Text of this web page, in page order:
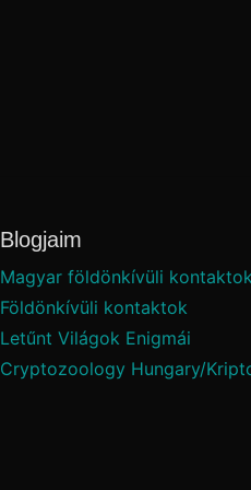
Blogjaim
Magyar földönkívüli kontaktok
Földönkívüli kontaktok
Letűnt Világok Enigmái
Cryptozoology Hungary/